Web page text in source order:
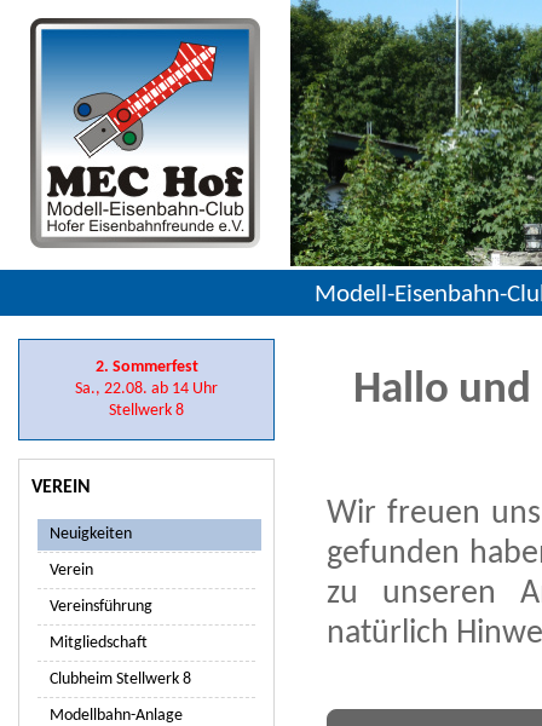
2. Sommerfest
Sa., 22.08. ab 14 Uhr
Stellwerk 8
VEREIN
Neuigkeiten
Verein
Vereinsführung
Mitgliedschaft
Clubheim Stellwerk 8
Modellbahn-Anlage
Modell-Eisenbahn-
Hallo
Wir freuen
gefunden
zu unseren
natürlich